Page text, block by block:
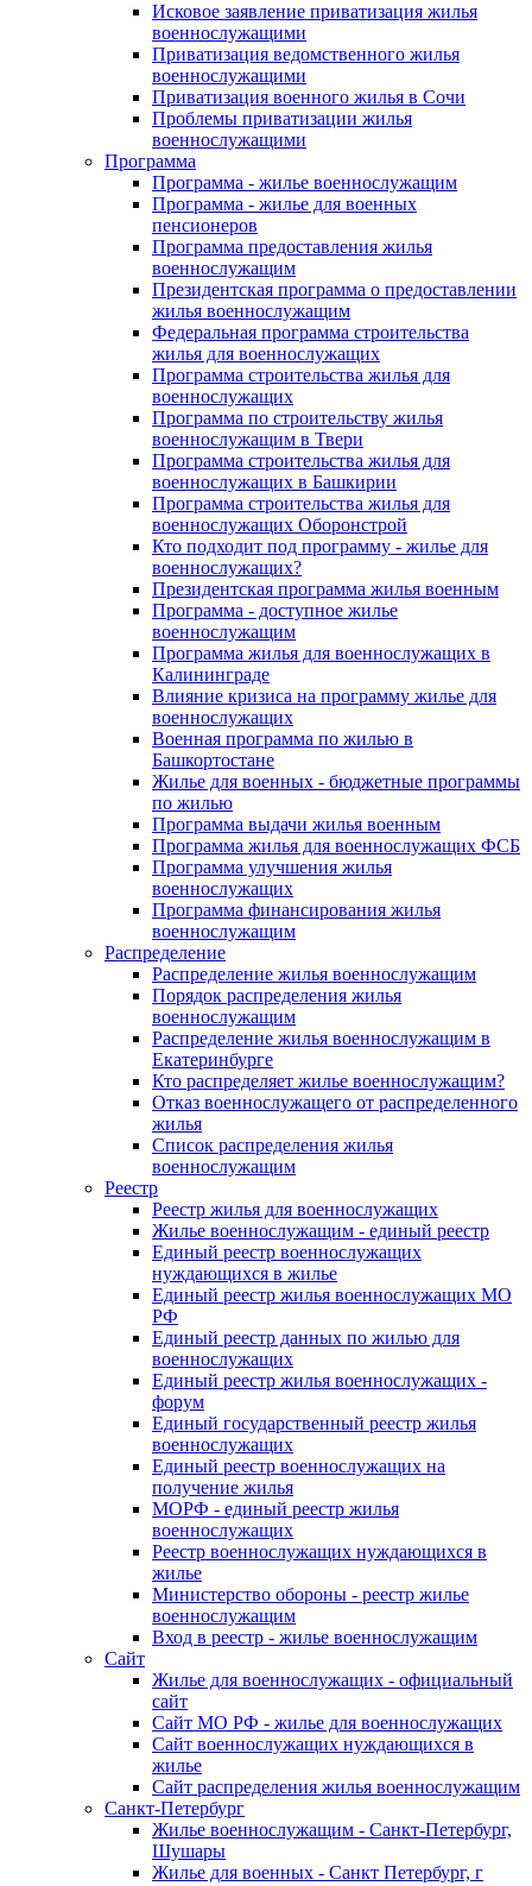
Исковое заявление приватизация жилья
военнослужащими
Приватизация ведомственного жилья
военнослужащими
Приватизация военного жилья в Сочи
Проблемы приватизации жилья
военнослужащими
Программа
Программа - жилье военнослужащим
Программа - жилье для военных
пенсионеров
Программа предоставления жилья
военнослужащим
Президентская программа о предоставлении
жилья военнослужащим
Федеральная программа строительства
жилья для военнослужащих
Программа строительства жилья для
военнослужащих
Программа по строительству жилья
военнослужащим в Твери
Программа строительства жилья для
военнослужащих в Башкирии
Программа строительства жилья для
военнослужащих Оборонстрой
Кто подходит под программу - жилье для
военнослужащих?
Президентская программа жилья военным
Программа - доступное жилье
военнослужащим
Программа жилья для военнослужащих в
Калининграде
Влияние кризиса на программу жилье для
военнослужащих
Военная программа по жилью в
Башкортостане
Жилье для военных - бюджетные программы
по жилью
Программа выдачи жилья военным
Программа жилья для военнослужащих ФСБ
Программа улучшения жилья
военнослужащих
Программа финансирования жилья
военнослужащим
Распределение
Распределение жилья военнослужащим
Порядок распределения жилья
военнослужащим
Распределение жилья военнослужащим в
Екатеринбурге
Кто распределяет жилье военнослужащим?
Отказ военнослужащего от распределенного
жилья
Список распределения жилья
военнослужащим
Реестр
Реестр жилья для военнослужащих
Жилье военнослужащим - единый реестр
Единый реестр военнослужащих
нуждающихся в жилье
Единый реестр жилья военнослужащих МО
РФ
Единый реестр данных по жилью для
военнослужащих
Единый реестр жилья военнослужащих -
форум
Единый государственный реестр жилья
военнослужащих
Единый реестр военнослужащих на
получение жилья
МОРФ - единый реестр жилья
военнослужащих
Реестр военнослужащих нуждающихся в
жилье
Министерство обороны - реестр жилье
военнослужащим
Вход в реестр - жилье военнослужащим
Сайт
Жилье для военнослужащих - официальный
сайт
Сайт МО РФ - жилье для военнослужащих
Сайт военнослужащих нуждающихся в
жилье
Сайт распределения жилья военнослужащим
Санкт-Петербург
Жилье военнослужащим - Санкт-Петербург,
Шушары
Жилье для военных - Санкт Петербург, г